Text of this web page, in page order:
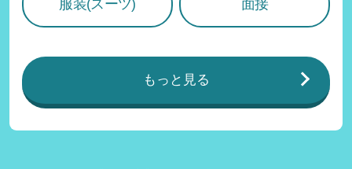
服装(スーツ) 面接
もっと見る